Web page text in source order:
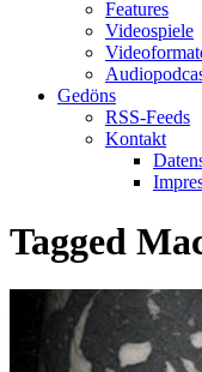
Features
Videospiele
Gedöns
RSS-Feeds
Kontakt
Tagged